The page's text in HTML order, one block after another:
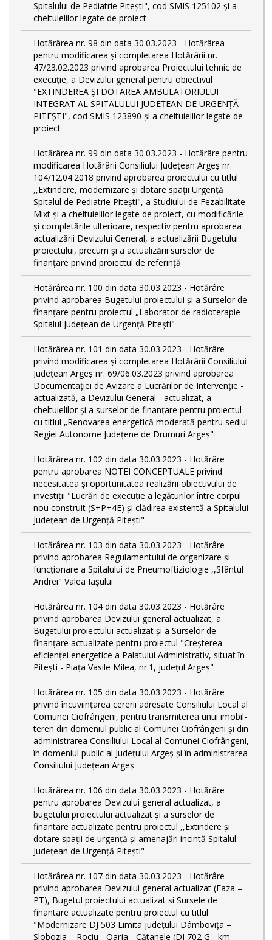
Spitalului de Pediatrie Pitești", cod SMIS 125102 și a
cheltuielilor legate de proiect
Hotărârea nr. 98 din data 30.03.2023 - Hotărârea
pentru modificarea și completarea Hotărârii nr.
47/23.02.2023 privind aprobarea Proiectului tehnic de
execuție, a Devizului general pentru obiectivul
"EXTINDEREA ȘI DOTAREA AMBULATORIULUI
INTEGRAT AL SPITALULUI JUDEȚEAN DE URGENȚĂ
PITEȘTI", cod SMIS 123890 și a cheltuielilor legate de
proiect
Hotărârea nr. 99 din data 30.03.2023 - Hotărâre pentru
modificarea Hotărârii Consiliului Județean Argeș nr.
104/12.04.2018 privind aprobarea proiectului cu titlul
,,Extindere, modernizare și dotare spații Urgență
Spitalul de Pediatrie Pitești", a Studiului de Fezabilitate
Mixt și a cheltuielilor legate de proiect, cu modificările
și completările ulterioare, respectiv pentru aprobarea
actualizării Devizului General, a actualizării Bugetului
proiectului, precum și a actualizării surselor de
finanțare privind proiectul de referință
Hotărârea nr. 100 din data 30.03.2023 - Hotărâre
privind aprobarea Bugetului proiectului și a Surselor de
finanțare pentru proiectul „Laborator de radioterapie
Spitalul Județean de Urgență Pitești"
Hotărârea nr. 101 din data 30.03.2023 - Hotărâre
privind modificarea și completarea Hotărârii Consiliului
Județean Argeș nr. 69/06.03.2023 privind aprobarea
Documentației de Avizare a Lucrărilor de Intervenție -
actualizată, a Devizului General - actualizat, a
cheltuielilor și a surselor de finanțare pentru proiectul
cu titlul „Renovarea energetică moderată pentru sediul
Regiei Autonome Județene de Drumuri Argeș"
Hotărârea nr. 102 din data 30.03.2023 - Hotărâre
pentru aprobarea NOTEI CONCEPTUALE privind
necesitatea și oportunitatea realizării obiectivului de
investiții "Lucrări de execuție a legăturilor între corpul
nou construit (S+P+4E) și clădirea existentă a Spitalului
Județean de Urgență Pitești"
Hotărârea nr. 103 din data 30.03.2023 - Hotărâre
privind aprobarea Regulamentului de organizare și
funcționare a Spitalului de Pneumoftiziologie ,,Sfântul
Andrei" Valea Iașului
Hotărârea nr. 104 din data 30.03.2023 - Hotărâre
privind aprobarea Devizului general actualizat, a
Bugetului proiectului actualizat și a Surselor de
finanțare actualizate pentru proiectul "Creşterea
eficienţei energetice a Palatului Administrativ, situat în
Piteşti - Piaţa Vasile Milea, nr.1, judeţul Argeş"
Hotărârea nr. 105 din data 30.03.2023 - Hotărâre
privind încuviințarea cererii adresate Consiliului Local al
Comunei Ciofrângeni, pentru transmiterea unui imobil-
teren din domeniul public al Comunei Ciofrângeni și din
administrarea Consiliului Local al Comunei Ciofrângeni,
în domeniul public al Județului Argeș și în administrarea
Consiliului Județean Argeș
Hotărârea nr. 106 din data 30.03.2023 - Hotărâre
pentru aprobarea Devizului general actualizat, a
bugetului proiectului actualizat și a surselor de
finantare actualizate pentru proiectul ,,Extindere și
dotare spații de urgență și amenajări incintă Spitalul
Județean de Urgență Pitești"
Hotărârea nr. 107 din data 30.03.2023 - Hotărâre
privind aprobarea Devizului general actualizat (Faza –
PT), Bugetul proiectului actualizat si Sursele de
finantare actualizate pentru proiectul cu titlul
"Modernizare DJ 503 Limita județului Dâmbovița –
Slobozia – Rociu - Oarja - Cătanele (DJ 702 G - km